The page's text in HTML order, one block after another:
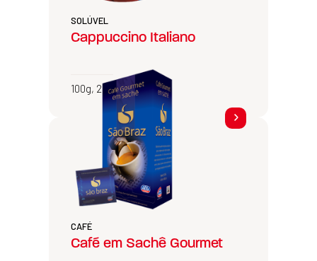
SOLÚVEL
Cappuccino Italiano
100g, 200g e 400g
CAFÉ
Café em Sachê Gourmet